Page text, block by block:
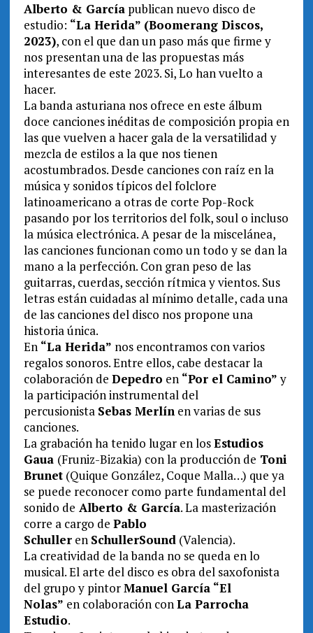
Alberto & Garcíapublican nuevo disco de
estudio: “La Herida” (Boomerang Discos,
2023), con el que dan un paso más que firme y
nos presentan una de las propuestas más
interesantes de este 2023. Si, Lo han vuelto a
hacer.
La banda asturiana nos ofrece en este álbum
doce canciones inéditas de composición propia en
las que vuelven a hacer gala de la versatilidad y
mezcla de estilos a la que nos tienen
acostumbrados. Desde canciones con raíz en la
música y sonidos típicos del folclore
latinoamericano a otras de corte Pop-Rock
pasando por los territorios del folk, soul o incluso
la música electrónica. A pesar de la miscelánea,
las canciones funcionan como un todo y se dan la
mano a la perfección. Con gran peso de las
guitarras, cuerdas, sección rítmica y vientos. Sus
letras están cuidadas al mínimo detalle, cada una
de las canciones del disco nos propone una
historia única.
En “La Herida” nos encontramos con varios
regalos sonoros. Entre ellos, cabe destacar la
colaboración de Depedro en “Por el Camino”y
la participación instrumental del
percusionista Sebas Merlínen varias de sus
canciones.
La grabación ha tenido lugar en losEstudios
Gaua (Fruniz-Bizakia) con la producción de Toni
Brunet(Quique González, Coque Malla…) que ya
se puede reconocer como parte fundamental del
sonido de Alberto & García. La masterización
corre a cargo de Pablo
Schulleren SchullerSound(Valencia).
La creatividad de la banda no se queda en lo
musical. El arte del disco es obra del saxofonista
del grupo y pintorManuel García “El
Nolas” en colaboración conLa Parrocha
Estudio.